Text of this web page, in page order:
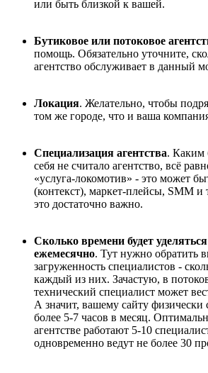
или быть близкой к вашей.
Бутиковое или потоковое
помощь. Обязательно уточните,
агентство обслуживает в данный
Локация. Желательно, чтобы
том же городе, что и ваша
Специализация агентства. Каким
себя не считало агентство, всё
«услуга-локомотив» - это может
(контекст), маркет-плейсы, SMM и
это достаточно важно.
Сколько времени будет
ежемесячно. Тут нужно обратить
загруженность специалистов -
каждый из них. Зачастую, в
технический специалист может
А значит, вашему сайту физически
более 5-7 часов в месяц.
агентстве работают 5-10
одновременно ведут не более 30